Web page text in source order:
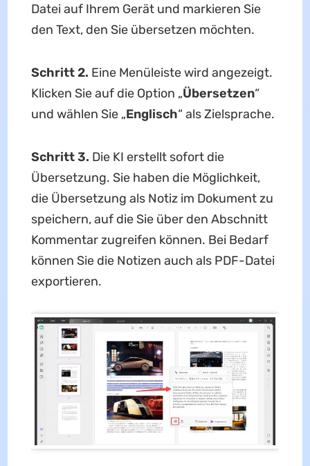
Datei auf Ihrem Gerät und markieren Sie
den Text, den Sie übersetzen möchten.
Schritt 2. Eine Menüleiste wird angezeigt.
Klicken Sie auf die Option „Übersetzen“
und wählen Sie „Englisch“ als Zielsprache.
Schritt 3. Die KI erstellt sofort die
Übersetzung. Sie haben die Möglichkeit,
die Übersetzung als Notiz im Dokument zu
speichern, auf die Sie über den Abschnitt
Kommentar zugreifen können. Bei Bedarf
können Sie die Notizen auch als PDF-Datei
exportieren.